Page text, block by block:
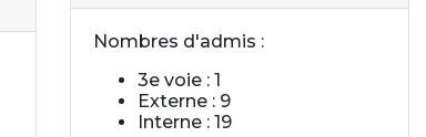
Nombres d'admis :
3e voie : 1
Externe : 9
Interne : 19